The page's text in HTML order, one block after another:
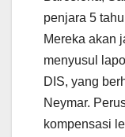
penjara 5
Mereka akan
menyusul
DIS, yang
Neymar.
kompensasi